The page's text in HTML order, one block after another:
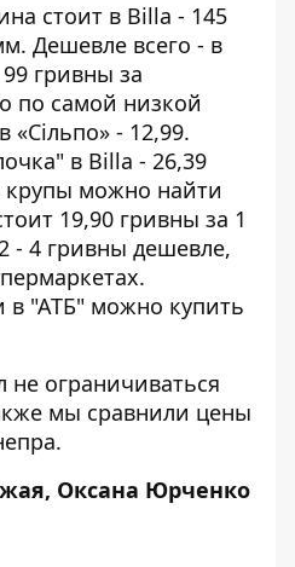
стоит в Billa - 145
Дешевле всего - в
гривны за
по самой низкой
- 12,99.
в Billa - 26,39
крупы можно найти
19,90 гривны за 1
- 4 гривны дешевле,
в "АТБ" можно купить
ограничиваться
мы сравнили цены
.
Оксана Юрченко